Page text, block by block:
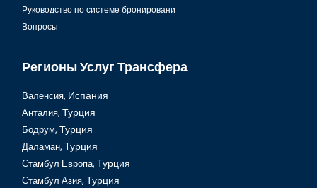
Руководство по системе бронировани
Вопросы
Регионы Услуг Трансфера
Валенсия, Испания
Анталия, Турция
Бодрум, Турция
Даламан, Турция
Стамбул Европа, Турция
Стамбул Азия, Турция